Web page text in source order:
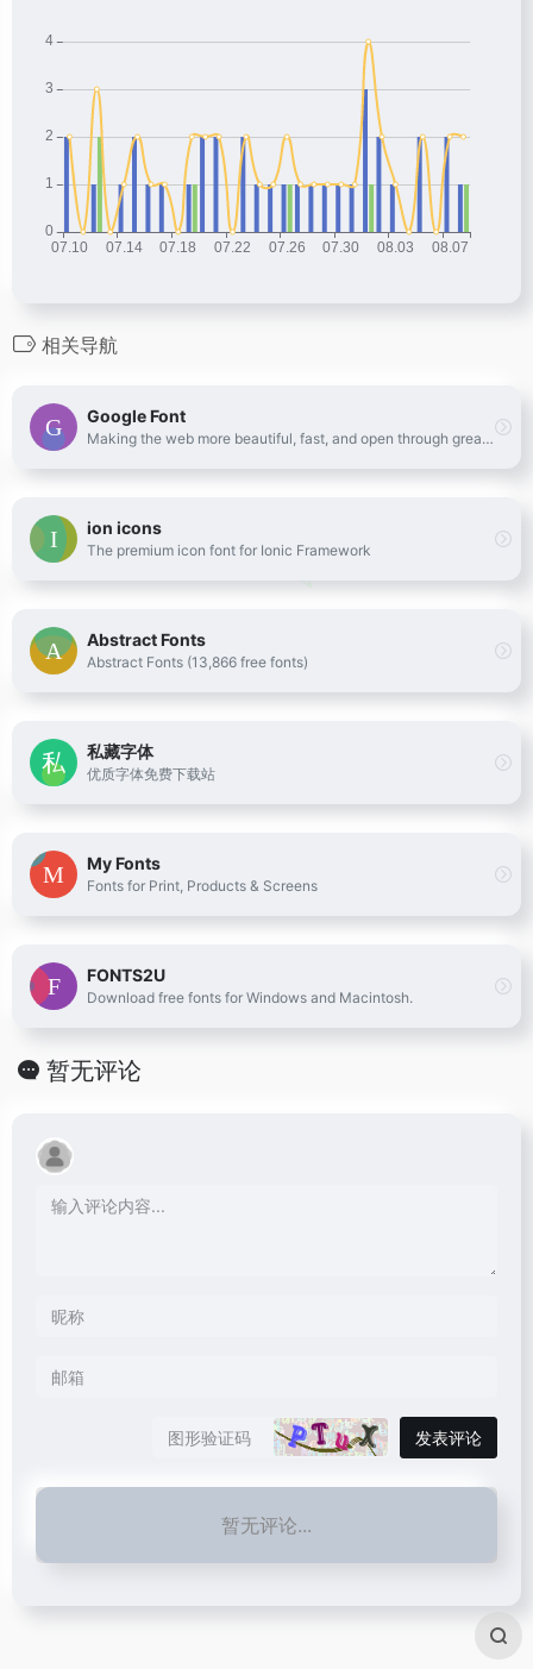
相关导航
Google Font
Making the web more beautiful, fast, and open through great typography
ion icons
The premium icon font for Ionic Framework
Abstract Fonts
Abstract Fonts (13,866 free fonts)
私藏字体
优质字体免费下载站
My Fonts
Fonts for Print, Products & Screens
FONTS2U
Download free fonts for Windows and Macintosh.
暂无评论
发表评论
暂无评论...